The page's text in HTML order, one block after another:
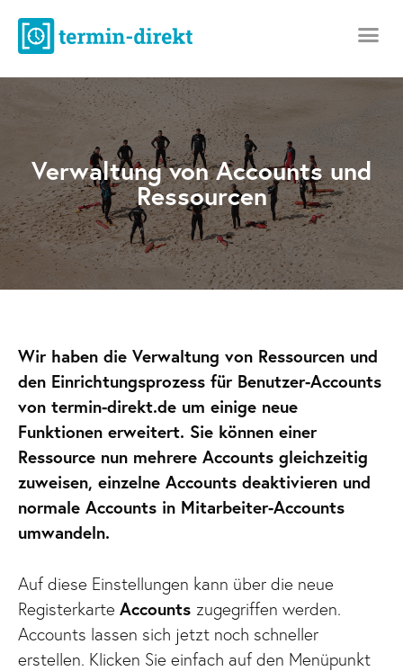
Verwaltung von Accounts und
Ressourcen
Wir haben die Verwaltung von Ressourcen und
den Einrichtungsprozess für Benutzer-Accounts
von termin-direkt.de um einige neue
Funktionen erweitert. Sie können einer
Ressource nun mehrere Accounts gleichzeitig
zuweisen, einzelne Accounts deaktivieren und
normale Accounts in Mitarbeiter-Accounts
umwandeln.
Auf diese Einstellungen kann über die neue
Registerkarte Accounts zugegriffen werden.
Accounts lassen sich jetzt noch schneller
erstellen. Klicken Sie einfach auf den Menüpunkt